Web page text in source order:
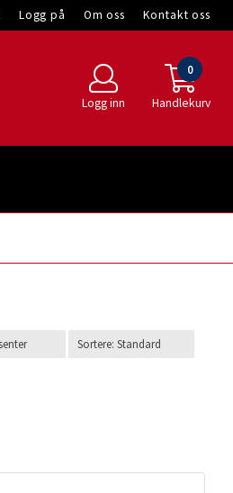
Logg på Om oss Kontakt oss
Logg inn
0
Handlekurv